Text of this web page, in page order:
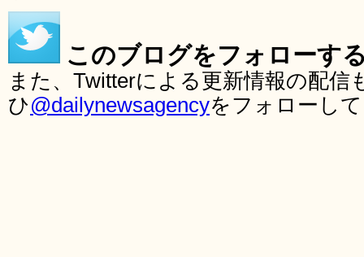
このブログをフォローす
また、Twitterによる更新情報の配
ひ@dailynewsagencyをフォローし